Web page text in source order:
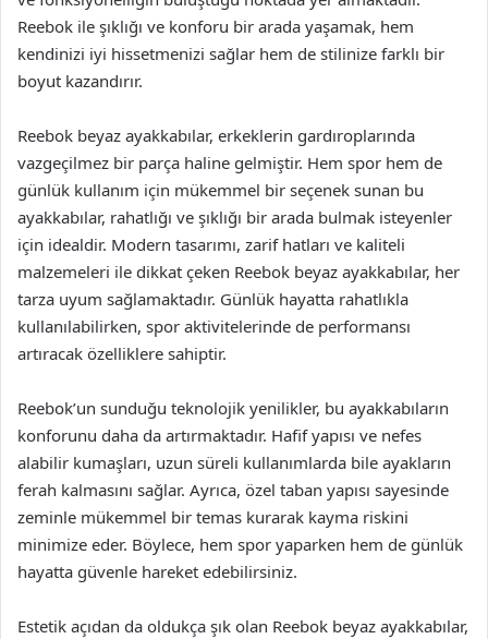
Reebok ile şıklığı ve konforu bir arada yaşamak, hem
kendinizi iyi hissetmenizi sağlar hem de stilinize farklı bir
boyut kazandırır.
Reebok beyaz ayakkabılar, erkeklerin gardıroplarında
vazgeçilmez bir parça haline gelmiştir. Hem spor hem de
günlük kullanım için mükemmel bir seçenek sunan bu
ayakkabılar, rahatlığı ve şıklığı bir arada bulmak isteyenler
için idealdir. Modern tasarımı, zarif hatları ve kaliteli
malzemeleri ile dikkat çeken Reebok beyaz ayakkabılar, her
tarza uyum sağlamaktadır. Günlük hayatta rahatlıkla
kullanılabilirken, spor aktivitelerinde de performansı
artıracak özelliklere sahiptir.
Reebok’un sunduğu teknolojik yenilikler, bu ayakkabıların
konforunu daha da artırmaktadır. Hafif yapısı ve nefes
alabilir kumaşları, uzun süreli kullanımlarda bile ayakların
ferah kalmasını sağlar. Ayrıca, özel taban yapısı sayesinde
zeminle mükemmel bir temas kurarak kayma riskini
minimize eder. Böylece, hem spor yaparken hem de günlük
hayatta güvenle hareket edebilirsiniz.
Estetik açıdan da oldukça şık olan Reebok beyaz ayakkabılar,